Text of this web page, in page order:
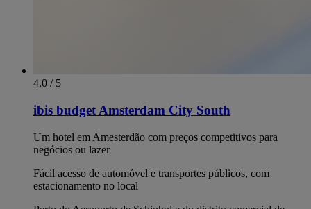
4.0 / 5
ibis budget Amsterdam City South
Um hotel em Amesterdão com preços competitivos para
negócios ou lazer
Fácil acesso de automóvel e transportes públicos, com
estacionamento no local